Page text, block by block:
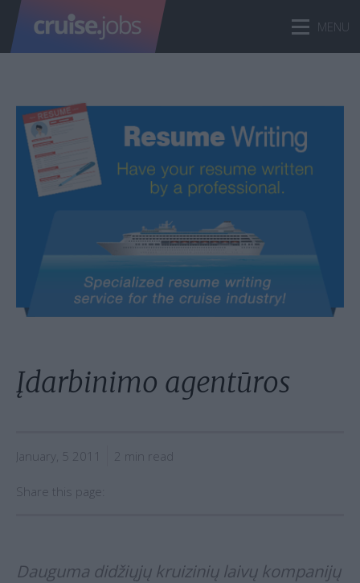
Įdarbinimo agentūros
January, 5 2011 2 min read
Share this page:
Dauguma didžiųjų kruizinių laivų kompanijų